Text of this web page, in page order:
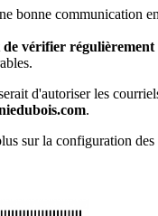
bonne communication
vérifier régulièrement
d'autoriser les
.
sur la configuration